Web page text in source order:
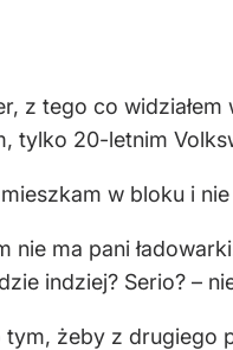
z tego co
tylko 20-letnim
w bloku i
nie ma pani
indziej? Serio? –
tym, żeby z drugiego